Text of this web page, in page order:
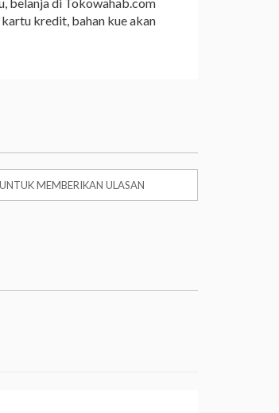
kredit, bahan kue akan
MEMBERIKAN ULASAN